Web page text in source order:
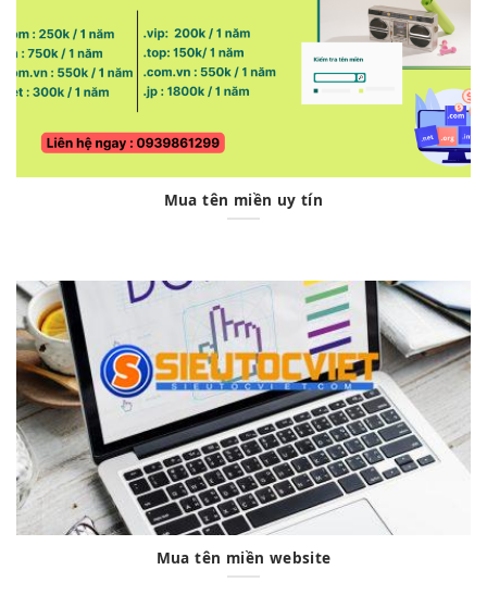
Mua tên miền uy tín
Mua tên miền website